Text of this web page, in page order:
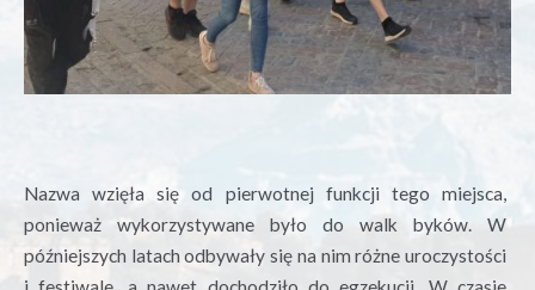
Nazwa wzięła się od pierwotnej funkcji tego miejsca,
ponieważ wykorzystywane było do walk byków. W
późniejszych latach odbywały się na nim różne uroczystości